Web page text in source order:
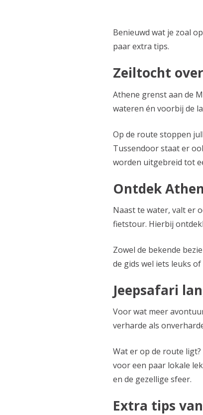
Benieuwd wat je zoal
paar extra tips.
Zeiltocht
Athene grenst aan de
wateren én voorbij de
Op de route stoppen
Tussendoor staat er
worden uitgebreid tot
Ontdek
Naast te water, valt er
fietstour. Hierbij
Zowel de bekende
de gids wel iets leuks
Jeepsafari
Voor wat meer
verharde als
Wat er op de route
voor een paar lokale
en de gezellige sfeer.
Extra tips